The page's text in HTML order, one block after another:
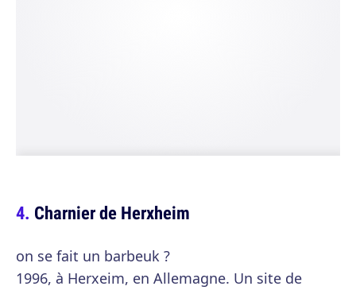
Charnier de Herxheim
on se fait un barbeuk ?
1996, à Herxeim, en Allemagne. Un site de